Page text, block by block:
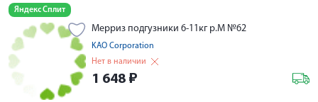
Яндекс Сплит
Мерриз подгузники 6-11кг р.M №62
KAO Corporation
Нет в наличии
1 648 ₽